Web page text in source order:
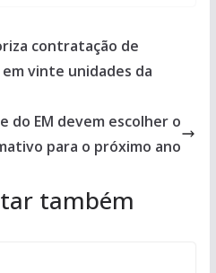
contratação de
vinte unidades da
do EM devem escolher o
para o próximo ano
também